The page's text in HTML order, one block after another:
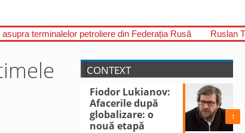
terminalelor petroliere din Federația Rusă Ruslan
CONTEXT
1
Fiodor Lukianov:
Afacerile după
globalizare: o
nouă etapă